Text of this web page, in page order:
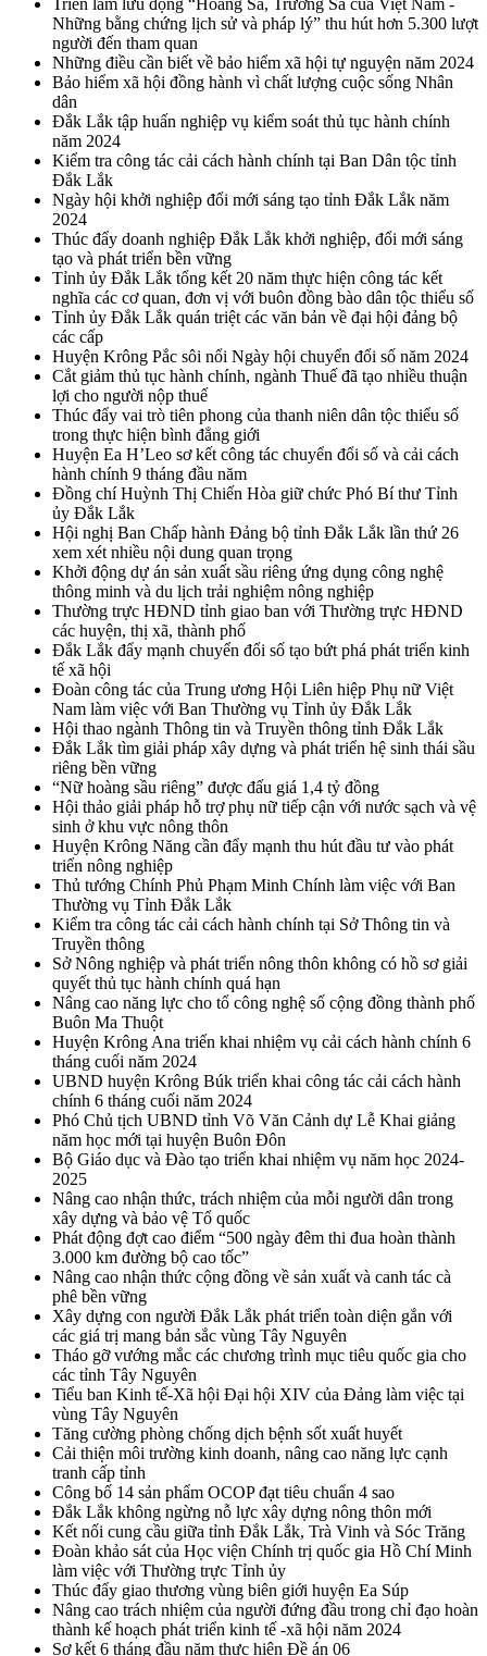
Triển lãm lưu động “Hoàng Sa, Trường Sa của Việt Nam -
Những bằng chứng lịch sử và pháp lý” thu hút hơn 5.300 lượt
người đến tham quan
Những điều cần biết về bảo hiểm xã hội tự nguyện năm 2024
Bảo hiểm xã hội đồng hành vì chất lượng cuộc sống Nhân
dân
Đắk Lắk tập huấn nghiệp vụ kiểm soát thủ tục hành chính
năm 2024
Kiểm tra công tác cải cách hành chính tại Ban Dân tộc tỉnh
Đắk Lắk
Ngày hội khởi nghiệp đổi mới sáng tạo tỉnh Đắk Lắk năm
2024
Thúc đẩy doanh nghiệp Đắk Lắk khởi nghiệp, đổi mới sáng
tạo và phát triển bền vững
Tỉnh ủy Đắk Lắk tổng kết 20 năm thực hiện công tác kết
nghĩa các cơ quan, đơn vị với buôn đồng bào dân tộc thiểu số
Tỉnh ủy Đắk Lắk quán triệt các văn bản về đại hội đảng bộ
các cấp
Huyện Krông Pắc sôi nổi Ngày hội chuyển đổi số năm 2024
Cắt giảm thủ tục hành chính, ngành Thuế đã tạo nhiều thuận
lợi cho người nộp thuế
Thúc đẩy vai trò tiên phong của thanh niên dân tộc thiểu số
trong thực hiện bình đẳng giới
Huyện Ea H’Leo sơ kết công tác chuyển đổi số và cải cách
hành chính 9 tháng đầu năm
Đồng chí Huỳnh Thị Chiến Hòa giữ chức Phó Bí thư Tỉnh
ủy Đắk Lắk
Hội nghị Ban Chấp hành Đảng bộ tỉnh Đắk Lắk lần thứ 26
xem xét nhiều nội dung quan trọng
Khởi động dự án sản xuất sầu riêng ứng dụng công nghệ
thông minh và du lịch trải nghiệm nông nghiệp
Thường trực HĐND tỉnh giao ban với Thường trực HĐND
các huyện, thị xã, thành phố
Đắk Lắk đẩy mạnh chuyển đổi số tạo bứt phá phát triển kinh
tế xã hội
Đoàn công tác của Trung ương Hội Liên hiệp Phụ nữ Việt
Nam làm việc với Ban Thường vụ Tỉnh ủy Đắk Lắk
Hội thao ngành Thông tin và Truyền thông tỉnh Đắk Lắk
Đắk Lắk tìm giải pháp xây dựng và phát triển hệ sinh thái sầu
riêng bền vững
“Nữ hoàng sầu riêng” được đấu giá 1,4 tỷ đồng
Hội thảo giải pháp hỗ trợ phụ nữ tiếp cận với nước sạch và vệ
sinh ở khu vực nông thôn
Huyện Krông Năng cần đẩy mạnh thu hút đầu tư vào phát
triển nông nghiệp
Thủ tướng Chính Phủ Phạm Minh Chính làm việc với Ban
Thường vụ Tỉnh Đắk Lắk
Kiểm tra công tác cải cách hành chính tại Sở Thông tin và
Truyền thông
Sở Nông nghiệp và phát triển nông thôn không có hồ sơ giải
quyết thủ tục hành chính quá hạn
Nâng cao năng lực cho tổ công nghệ số cộng đồng thành phố
Buôn Ma Thuột
Huyện Krông Ana triển khai nhiệm vụ cải cách hành chính 6
tháng cuối năm 2024
UBND huyện Krông Búk triển khai công tác cải cách hành
chính 6 tháng cuối năm 2024
Phó Chủ tịch UBND tỉnh Võ Văn Cảnh dự Lễ Khai giảng
năm học mới tại huyện Buôn Đôn
Bộ Giáo dục và Đào tạo triển khai nhiệm vụ năm học 2024-
2025
Nâng cao nhận thức, trách nhiệm của mỗi người dân trong
xây dựng và bảo vệ Tổ quốc
Phát động đợt cao điểm “500 ngày đêm thi đua hoàn thành
3.000 km đường bộ cao tốc”
Nâng cao nhận thức cộng đồng về sản xuất và canh tác cà
phê bền vững
Xây dựng con người Đắk Lắk phát triển toàn diện gắn với
các giá trị mang bản sắc vùng Tây Nguyên
Tháo gỡ vướng mắc các chương trình mục tiêu quốc gia cho
các tỉnh Tây Nguyên
Tiểu ban Kinh tế-Xã hội Đại hội XIV của Đảng làm việc tại
vùng Tây Nguyên
Tăng cường phòng chống dịch bệnh sốt xuất huyết
Cải thiện môi trường kinh doanh, nâng cao năng lực cạnh
tranh cấp tỉnh
Công bố 14 sản phẩm OCOP đạt tiêu chuẩn 4 sao
Đắk Lắk không ngừng nỗ lực xây dựng nông thôn mới
Kết nối cung cầu giữa tỉnh Đắk Lắk, Trà Vinh và Sóc Trăng
Đoàn khảo sát của Học viện Chính trị quốc gia Hồ Chí Minh
làm việc với Thường trực Tỉnh ủy
Thúc đẩy giao thương vùng biên giới huyện Ea Súp
Nâng cao trách nhiệm của người đứng đầu trong chỉ đạo hoàn
thành kế hoạch phát triển kinh tế -xã hội năm 2024
Sơ kết 6 tháng đầu năm thực hiện Đề án 06